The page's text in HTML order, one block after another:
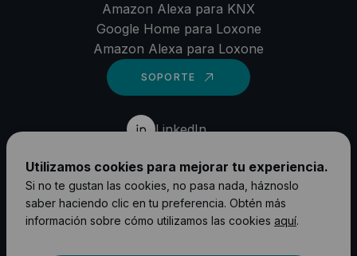
Amazon Alexa para KNX
Google Home para Loxone
Amazon Alexa para Loxone
SOPORTE
LinkedIn
YouTube
Instagram
Facebook
Utilizamos cookies para mejorar tu experiencia.
Si no te gustan las cookies, no pasa nada, háznoslo
saber haciendo clic en tu preferencia. Obtén más
información sobre cómo utilizamos las cookies aquí.